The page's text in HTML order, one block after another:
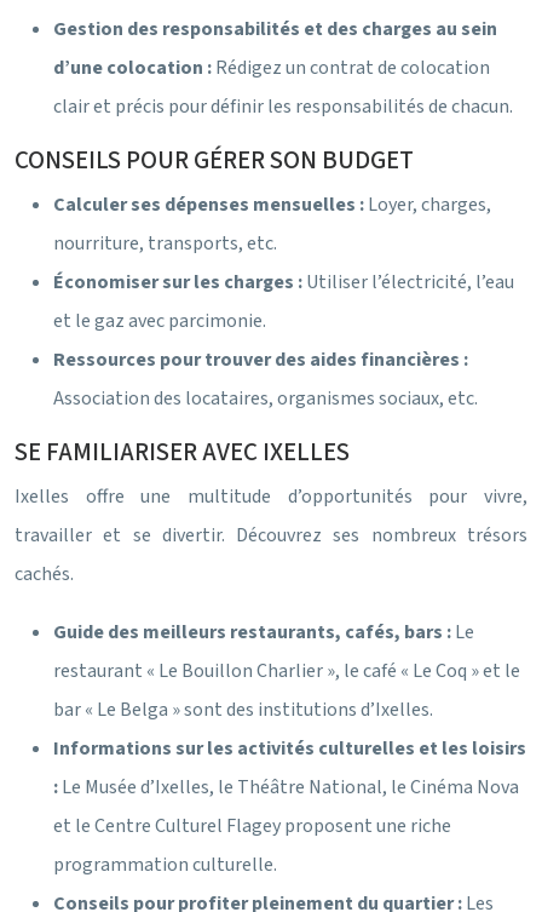
Gestion des responsabilités et des charges au sein
d’une colocation :Rédigez un contrat de colocation
clair et précis pour définir les responsabilités de chacun.
CONSEILS POUR GÉRER SON BUDGET
Calculer ses dépenses mensuelles :Loyer, charges,
nourriture, transports, etc.
Économiser sur les charges :Utiliser l’électricité, l’eau
et le gaz avec parcimonie.
Ressources pour trouver des aides financières :
Association des locataires, organismes sociaux, etc.
SE FAMILIARISER AVEC IXELLES
Ixelles offre une multitude d’opportunités pour vivre,
travailler et se divertir. Découvrez ses nombreux trésors
cachés.
Guide des meilleurs restaurants, cafés, bars :Le
restaurant « Le Bouillon Charlier », le café « Le Coq » et le
bar « Le Belga » sont des institutions d’Ixelles.
Informations sur les activités culturelles et les loisirs
:Le Musée d’Ixelles, le Théâtre National, le Cinéma Nova
et le Centre Culturel Flagey proposent une riche
programmation culturelle.
Conseils pour profiter pleinement du quartier :Les